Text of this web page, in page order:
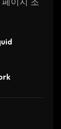
to take
in a